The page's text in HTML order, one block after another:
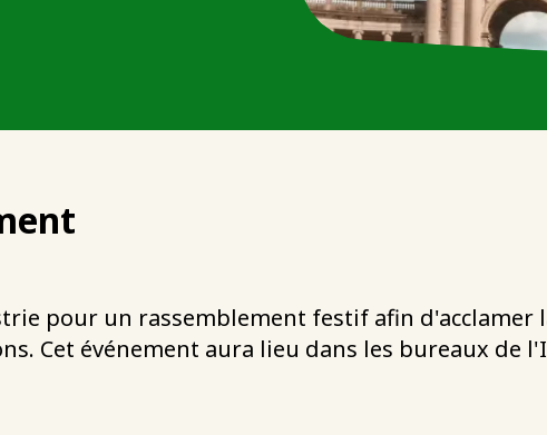
pour un rassemblement festif afin d'acclamer
Cet événement aura lieu dans les bureaux de